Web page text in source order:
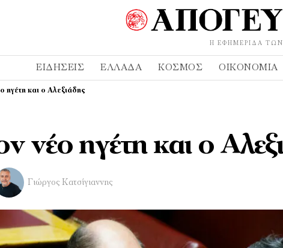
Η ΕΦΗΜΕΡΊΔΑ
ΕΙΔΉΣΕΙΣ ΕΛΛΆΔΑ ΚΌΣΜΟΣ ΟΙΚΟΝΟΜΊΑ
ηγέτη και ο Αλεξιάδης
νέο ηγέτη και ο
Γιώργος Κατσίγιαννης